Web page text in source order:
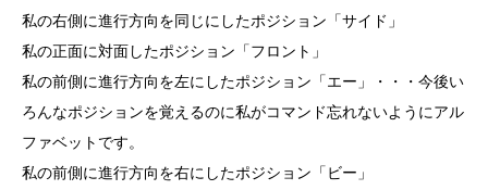
私の右側に進行方向を同じにしたポジション「サイド」
私の正面に対面したポジション「フロント」
私の前側に進行方向を左にしたポジション「エー」・・・今後い
ろんなポジションを覚えるのに私がコマンド忘れないようにアル
ファベットです。
私の前側に進行方向を右にしたポジション「ビー」